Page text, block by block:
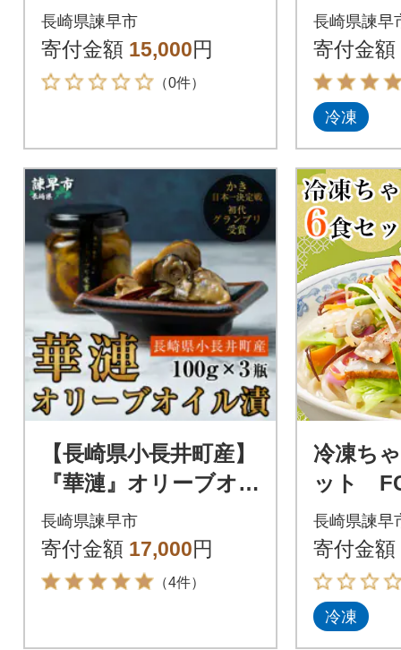
スターソース 究極の3
本セット
長崎県諫早市
寄付金額 15,000円
（0件）
りパッ
45個)
長崎県諫早
寄付金額
冷凍
【長崎県小長井町産】
『華漣』オリーブオ
イル漬 3瓶
長崎県諫早市
寄付金額 17,000円
（4件）
冷凍ち
ット
長崎県諫早
寄付金額
冷凍